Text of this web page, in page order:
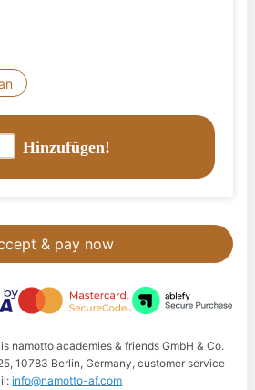
Hinzufügen!
& pay now
namotto academies & friends GmbH & Co.
10783 Berlin, Germany, customer service
info@namotto-af.com